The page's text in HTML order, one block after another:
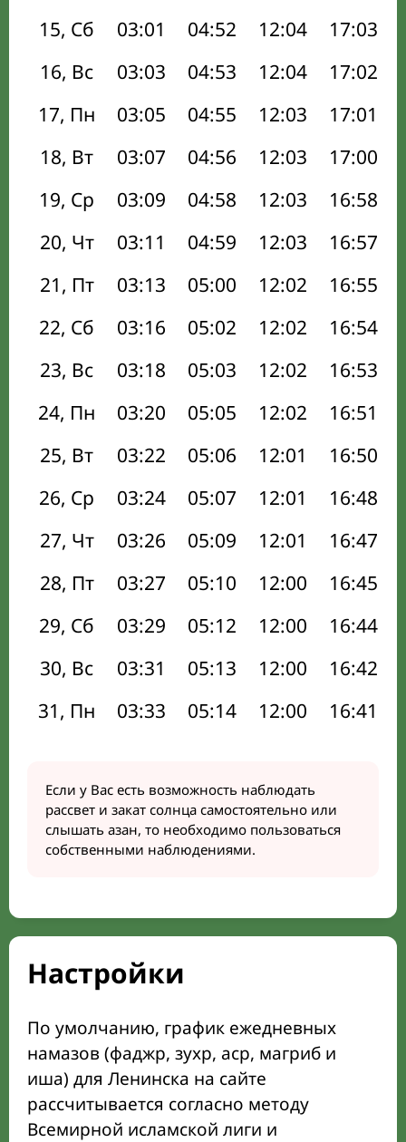
15, Сб
03:01 04:52 12:04 17:03
16, Вс
03:03 04:53 12:04 17:02
17, Пн
03:05 04:55 12:03 17:01
18, Вт
03:07 04:56 12:03 17:00
19, Ср
03:09 04:58 12:03 16:58
20, Чт
03:11 04:59 12:03 16:57
21, Пт
03:13 05:00 12:02 16:55
22, Сб
03:16 05:02 12:02 16:54
23, Вс
03:18 05:03 12:02 16:53
24, Пн
03:20 05:05 12:02 16:51
25, Вт
03:22 05:06 12:01 16:50
26, Ср
03:24 05:07 12:01 16:48
27, Чт
03:26 05:09 12:01 16:47
28, Пт
03:27 05:10 12:00 16:45
29, Сб
03:29 05:12 12:00 16:44
30, Вс
03:31 05:13 12:00 16:42
31, Пн
03:33 05:14 12:00 16:41
Если у Вас есть возможность наблюдать
рассвет и закат солнца самостоятельно или
слышать азан, то необходимо пользоваться
собственными наблюдениями.
Настройки
По умолчанию, график ежедневных
намазов (фаджр, зухр, аср, магриб и
иша) для Ленинска на сайте
рассчитывается согласно методу
Всемирной исламской лиги и